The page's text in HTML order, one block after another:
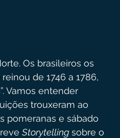
Os brasileiros os
de 1746 a 1786,
Vamos entender
trouxeram ao
pomeranas e sábado
Storytelling sobre o